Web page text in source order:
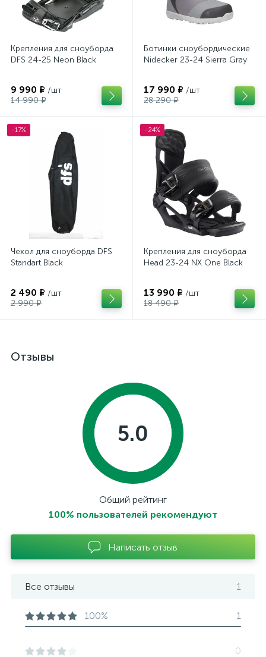
Крепления для сноуборда
DFS 24-25 Neon Black
9 990 ₽ /шт
14 990 ₽
Ботинки сноубордические
Nidecker 23-24 Sierra Gray
17 990 ₽ /шт
28 290 ₽
-17%
Чехол для сноуборда DFS
Standart Black
2 490 ₽ /шт
2 990 ₽
-24%
Крепления для сноуборда
Head 23-24 NX One Black
13 990 ₽ /шт
18 490 ₽
Отзывы
5.0
Общий рейтинг
100% пользователей рекомендуют
Написать отзыв
Все отзывы 1
100% 1
0